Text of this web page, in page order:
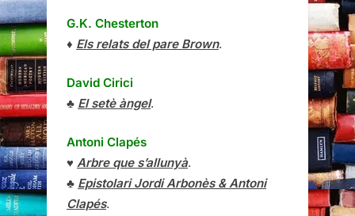
G.K. Chesterton
♦ Els relats del pare Brown.
David Cirici
♣ El setè àngel.
Antoni Clapés
♥ Arbre que s’allunyà.
♣ Epistolari Jordi Arbonès & Antoni
Clapés.